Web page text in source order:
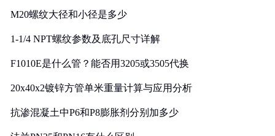
M20螺纹大径和小径是多少
1-1/4 NPT螺纹参数及底孔尺寸详解
F1010E是什么管？能否用3205或3505代换
20x40x2镀锌方管单米重量计算与应用分析
抗渗混凝土中P6和P8膨胀剂分别加多少